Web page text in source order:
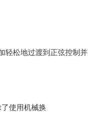
轻松地过渡到正弦控制并
使用机械换